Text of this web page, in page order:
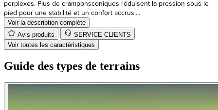
Voir la description complète
Avis produits
SERVICE CLIENTS
Voir toutes les caractéristiques
Guide des types de terrains